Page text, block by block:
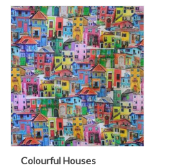
Colourful Houses